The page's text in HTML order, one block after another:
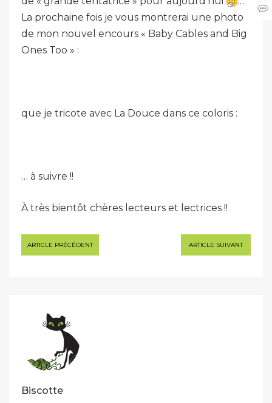
La prochaine fois je vous montrerai une photo
de mon nouvel encours « Baby Cables and Big
Ones Too » :
que je tricote avec La Douce dans ce coloris :
… à suivre !!
À très bientôt chères lecteurs et lectrices !!
Navigation
de
ARTICLE PRÉCÉDENT ARTICLE SUIVANT
Biscotte